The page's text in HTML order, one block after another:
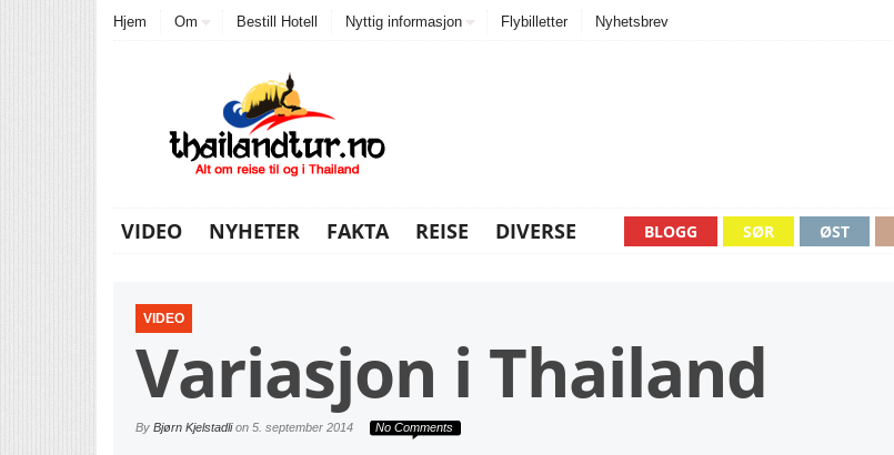
Hjem Om Bestill Hotell Nyttig informasjon Flybilletter Nyhetsbrev
VIDEO NYHETER FAKTA REISE DIVERSE ØST
SØR
BLOGG
VIDEO
Variasjon i Thailand
By Bjørn Kjelstadlion 5. september 2014 No Comments